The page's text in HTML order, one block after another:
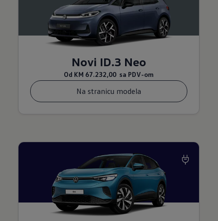
Novi ID.3 Neo
Od KM 67.232,00 sa PDV-om
Na stranicu modela